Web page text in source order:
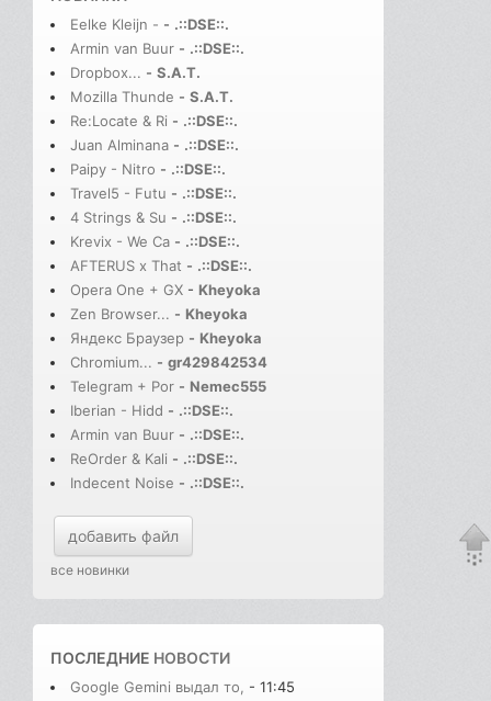
Eelke Kleijn - - .::DSE::.
Armin van Buur - .::DSE::.
Dropbox... - S.A.T.
Mozilla Thunde - S.A.T.
Re:Locate & Ri - .::DSE::.
Juan Alminana - .::DSE::.
Paipy - Nitro - .::DSE::.
Travel5 - Futu - .::DSE::.
4 Strings & Su - .::DSE::.
Krevix - We Ca - .::DSE::.
AFTERUS x That - .::DSE::.
Opera One + GX - Kheyoka
Zen Browser... - Kheyoka
Яндекс Браузер - Kheyoka
Chromium... - gr429842534
Telegram + Por - Nemec555
Iberian - Hidd - .::DSE::.
Armin van Buur - .::DSE::.
ReOrder & Kali - .::DSE::.
Indecent Noise - .::DSE::.
добавить файл
все новинки
ПОСЛЕДНИЕ НОВОСТИ
Google Gemini выдал то, - 11:45